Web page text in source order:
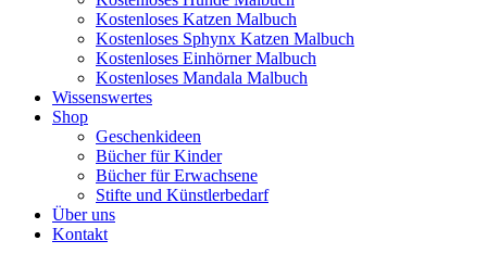
Kostenloses Katzen Malbuch
Kostenloses Sphynx Katzen Malbuch
Kostenloses Einhörner Malbuch
Kostenloses Mandala Malbuch
Wissenswertes
Shop
Geschenkideen
Bücher für Kinder
Bücher für Erwachsene
Stifte und Künstlerbedarf
Über uns
Kontakt